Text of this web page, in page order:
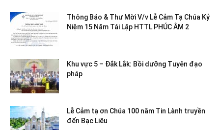
Thông Báo & Thư Mời V/v Lễ Cảm Tạ Chúa Kỷ
Niệm 15 Năm Tái Lập HTTL PHÚC ÂM 2
Khu vực 5 – Đắk Lắk: Bồi dưỡng Tuyên đạo
pháp
Lễ Cảm tạ ơn Chúa 100 năm Tin Lành truyền
đến Bạc Liêu